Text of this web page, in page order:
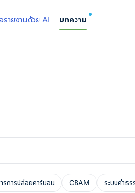
รายงานด้วย AI บทความ NEW
รการปล่อยคาร์บอน CBAM ระบบค่าธร